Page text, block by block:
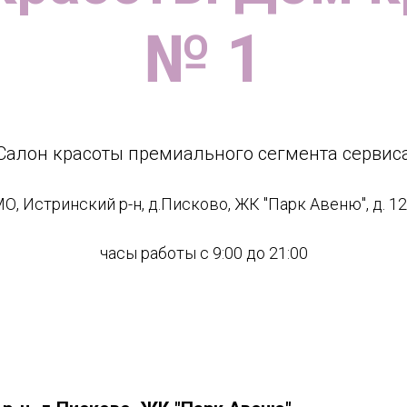
№ 1
красоты премиального сегмента
Истринский р-н, д.Писково, ЖК "Парк Авеню", д.
часы работы с 9:00 до 21:00